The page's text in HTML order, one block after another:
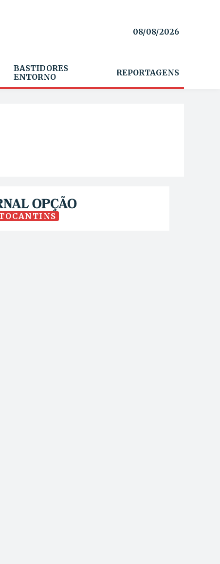
08/08/2026
BASTIDORES
ENTORNO
REPORTAGENS